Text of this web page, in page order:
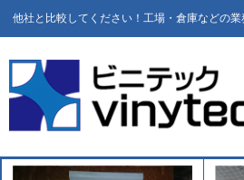
他社と比較してください！工場・倉庫などの